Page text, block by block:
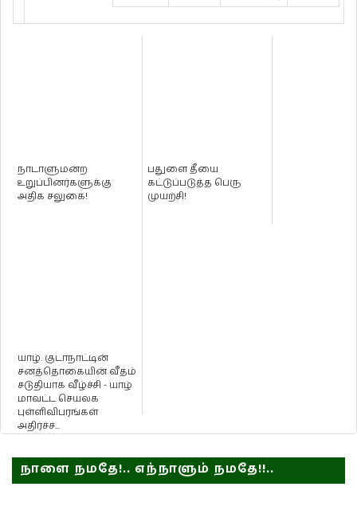
நாடாளுமன்ற
உறுப்பினர்களுக்கு
அதிக சலுகை!
பதுளை தீயை
கட்டுப்படுத்த பெரு
முயற்சி!
யாழ். குடாநாட்டின்
சனத்தொகையின் வீதம்
சடுதியாக வீழ்ச்சி - யாழ்
மாவட்ட செயலக
புள்ளிவிபரங்கள்
அதிர்ச்ச...
நாளை நமதே!.. எந்நாளும் நமதே!!..